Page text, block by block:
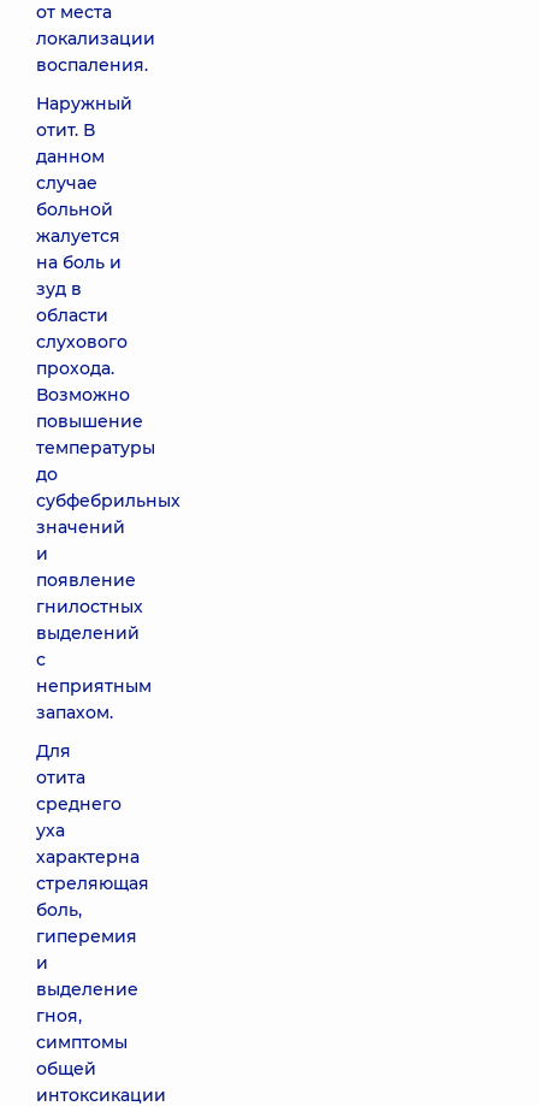
от места
локализации
воспаления.
Наружный
отит. В
данном
случае
больной
жалуется
на боль и
зуд в
области
слухового
прохода.
Возможно
повышение
температуры
до
субфебрильных
значений
и
появление
гнилостных
выделений
с
неприятным
запахом.
Для
отита
среднего
уха
характерна
стреляющая
боль,
гиперемия
и
выделение
гноя,
симптомы
общей
интоксикации